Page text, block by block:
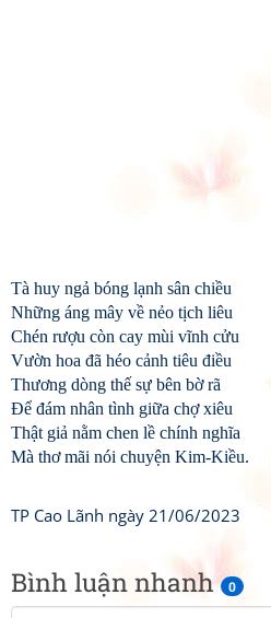
Bình luận nhanh 0
Tà huy ngả bóng lạnh sân chiều
Những áng mây về nẻo tịch liêu
Chén rượu còn cay mùi vĩnh cửu
Vườn hoa đã héo cảnh tiêu điều
Thương dòng thế sự bên bờ rã
Để đám nhân tình giữa chợ xiêu
Thật giả nằm chen lề chính nghĩa
Mà thơ mãi nói chuyện Kim-Kiều.
TP Cao Lãnh ngày 21/06/2023